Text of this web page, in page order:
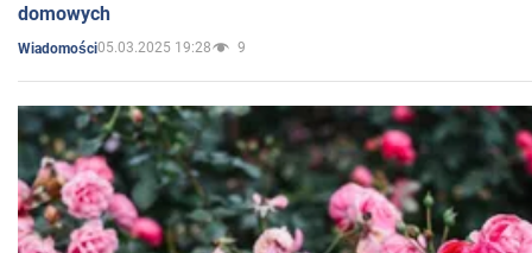
domowych
Wiadomości05.03.2025 19:28 9